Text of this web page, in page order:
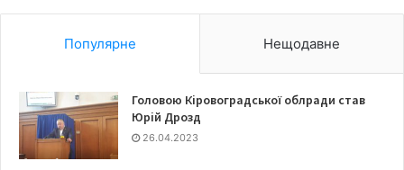
Популярне Нещодавне
Головою Кіровоградської облради став
Юрій Дрозд
26.04.2023